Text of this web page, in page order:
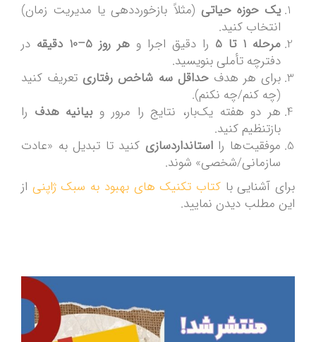
یک حوزه حیاتی (مثلاً بازخورددهی یا مدیریت زمان)
انتخاب کنید.
مرحله 1 تا 5
را دقیق اجرا و هر روز 5–10 دقیقه
در
دفترچه تأملی بنویسید.
برای هر هدفحداقل سه شاخص رفتاری تعریف کنید
(چه کنم/چه نکنم).
هر دو هفته یک‌بار، نتایج را مرور وبیانیه هدف را
بازتنظیم کنید.
موفقیت‌ها رااستانداردسازی کنید تا تبدیل به «عادت
سازمانی/شخصی» شوند.
برای آشنایی باکتاب تکنیک های بهبود به سبک ژاپنی از
این مطلب دیدن نمایید.